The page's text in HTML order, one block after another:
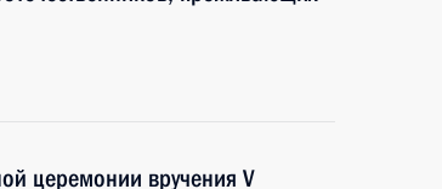
церемонии вручения V